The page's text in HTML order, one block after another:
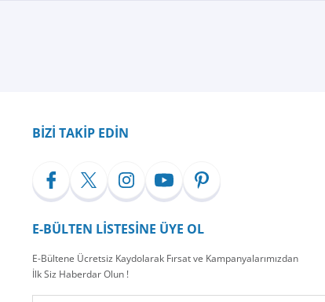
BİZİ TAKİP EDİN
E-BÜLTEN LİSTESİNE ÜYE OL
E-Bültene Ücretsiz Kaydolarak Fırsat ve Kampanyalarımızdan
İlk Siz Haberdar Olun !